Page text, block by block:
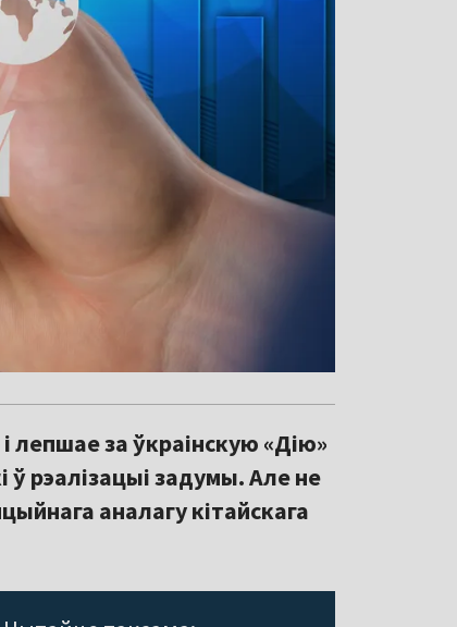
лепшае за ўкраінскую «Дію»
рэалізацыі задумы. Але не
аналагу кітайскага